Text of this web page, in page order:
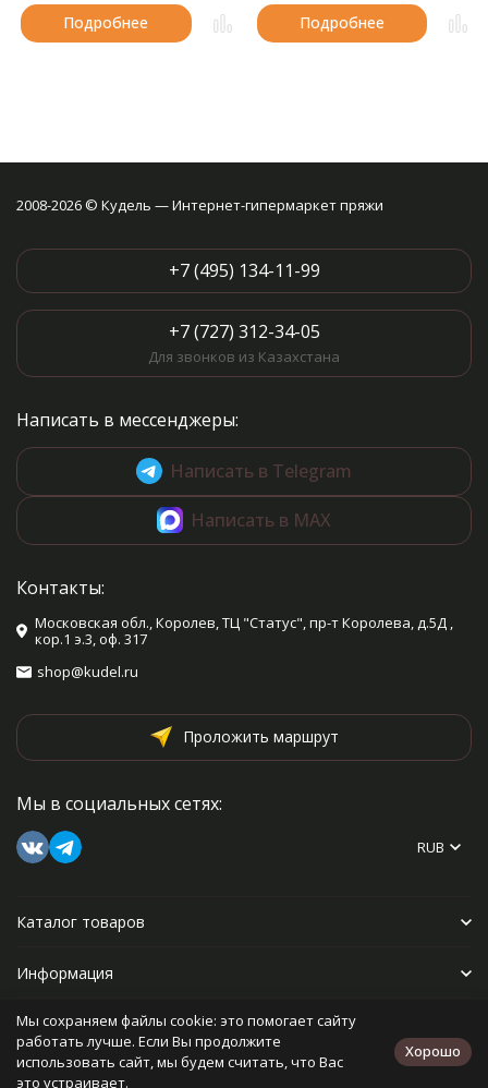
Подробнее Подробнее
2008-2026 © Кудель — Интернет-гипермаркет пряжи
+7 (495) 134-11-99
+7 (727) 312-34-05
Для звонков из Казахстана
Написать в мессенджеры:
Написать в Telegram
Написать в MAX
Контакты:
Московская обл., Королев, ТЦ "Статус", пр-т Королева, д.5Д ,
кор.1 э.3, оф. 317
shop@kudel.ru
Проложить маршрут
Мы в социальных сетях:
RUB
Каталог товаров
Информация
Прочее
Мы сохраняем файлы cookie: это помогает сайту
работать лучше. Если Вы продолжите
использовать сайт, мы будем считать, что Вас
это устраивает.
Хорошо